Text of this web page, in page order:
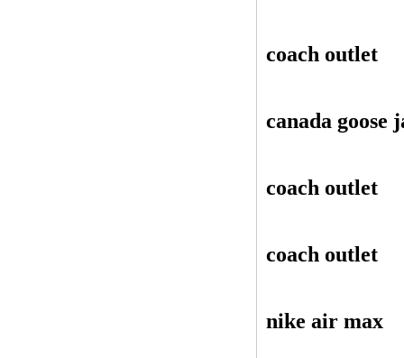
coach outlet
canada goose
coach outlet
coach outlet
nike air max